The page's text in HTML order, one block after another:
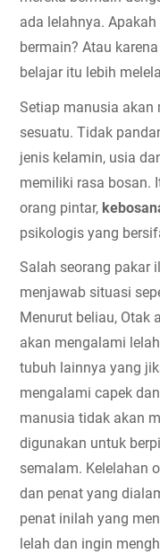
ada lelahnya.
bermain? Atau
belajar itu lebih
Setiap manusia akan
sesuatu. Tidak
jenis kelamin, usia
memiliki rasa bosan.
orang pintar,
psikologis yang
Salah seorang pakar
menjawab situasi
Menurut beliau, Otak
akan mengalami
tubuh lainnya yang
mengalami capek
manusia tidak akan
digunakan untuk
semalam. Kelelahan
dan penat yang
penat inilah yang
lelah dan ingin